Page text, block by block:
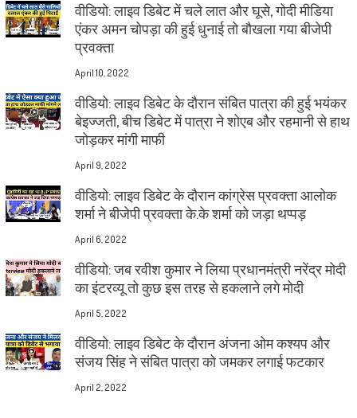
वीडियो: लाइव डिबेट में चले लात और घूसे, गोदी मीडिया
एंकर अमन चोपड़ा की हुई धुनाई तो बौखला गया बीजेपी
प्रवक्ता
April 10, 2022
वीडियो: लाइव डिबेट के दौरान संबित पात्रा की हुई भयंकर
बेइज्जती, बीच डिबेट में पात्रा ने शोएब और रहमानी से हाथ
जोड़कर मांगी माफी
April 9, 2022
वीडियो: लाइव डिबेट के दौरान कांग्रेस प्रवक्ता आलोक
शर्मा ने बीजेपी प्रवक्ता के.के शर्मा को जड़ा थप्पड़
April 6, 2022
वीडियो: जब रवीश कुमार ने लिया प्रधानमंत्री नरेंद्र मोदी
का इंटरव्यू तो कुछ इस तरह से हकलाने लगे मोदी
April 5, 2022
वीडियो: लाइव डिबेट के दौरान अंजना ओम कश्यप और
संजय सिंह ने संबित पात्रा को जमकर लगाई फटकार
April 2, 2022